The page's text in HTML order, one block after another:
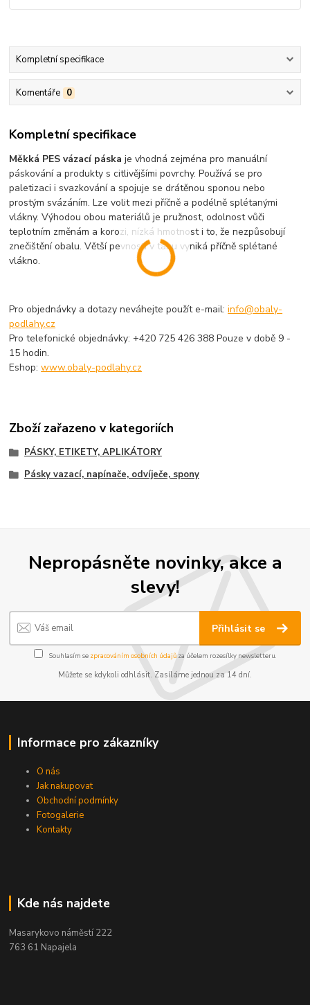
Kompletní specifikace
Komentáře 0
Kompletní specifikace
Měkká PES vázací páskaje vhodná zejména pro manuální
páskování a produkty s citlivějšími povrchy. Používá se pro
paletizaci i svazkování a spojuje se drátěnou sponou nebo
prostým svázáním. Lze volit mezi příčně a podélně splétanými
vlákny. Výhodou obou materiálů je pružnost, odolnost vůči
teplotním změnám a korozi, nízká hmotnost i to, že nezpůsobují
znečištění obalu. Větší pevností v tahu vyniká příčně splétané
vlákno.
Pro objednávky a dotazy neváhejte použít e-mail:info@obaly-
podlahy.cz
Pro telefonické objednávky: +420 725 426 388 Pouze v době 9 -
15 hodin.
Eshop:www.obaly-podlahy.cz
Zboží zařazeno v kategoriích
PÁSKY, ETIKETY, APLIKÁTORY
Pásky vazací, napínače, odvíječe, spony
Nepropásněte novinky, akce a
slevy!
Přihlásit se
Souhlasím se zpracováním osobních údajůza účelem rozesílky newsletteru.
Můžete se kdykoli odhlásit. Zasíláme jednou za 14 dní.
Informace pro zákazníky
O nás
Jak nakupovat
Obchodní podmínky
Fotogalerie
Kontakty
Kde nás najdete
Masarykovo náměstí 222
763 61 Napajela